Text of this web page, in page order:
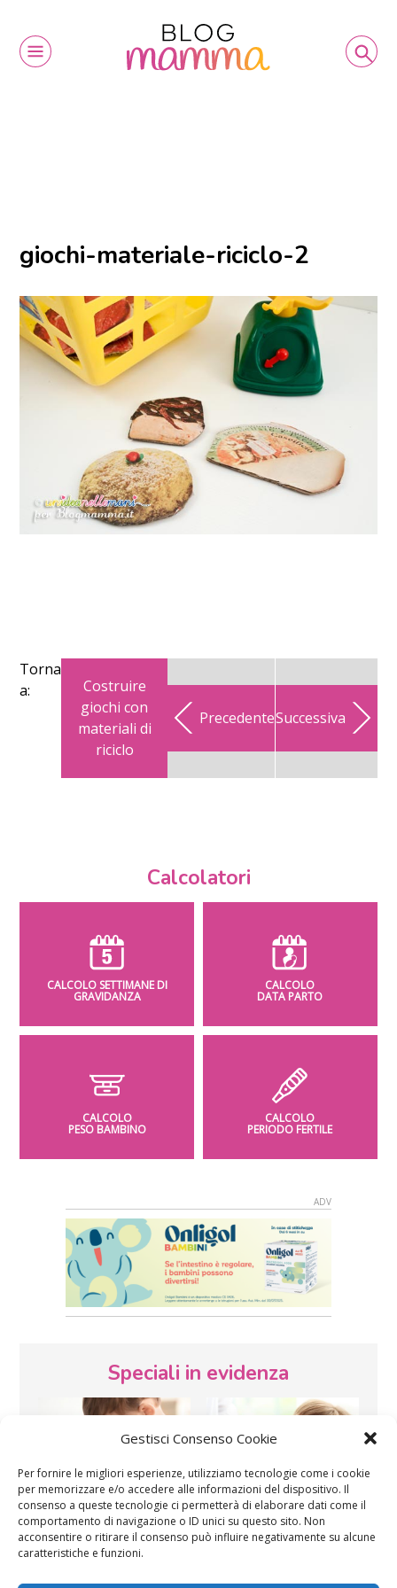
Gestisci Consenso Cookie
Per fornire le migliori esperienze, utilizziamo tecnologie come i cookie
per memorizzare e/o accedere alle informazioni del dispositivo. Il
consenso a queste tecnologie ci permetterà di elaborare dati come il
comportamento di navigazione o ID unici su questo sito. Non
acconsentire o ritirare il consenso può influire negativamente su alcune
caratteristiche e funzioni.
giochi-materiale-riciclo-2
Torna
a:
Costruire
giochi con
materiali di
riciclo
PrecedenteSuccessiva
Calcolatori
CALCOLO SETTIMANE DI
GRAVIDANZA
CALCOLO
DATA PARTO
CALCOLO
PESO BAMBINO
CALCOLO
PERIODO FERTILE
Speciali in evidenza
Vaccini SOS Pediatra